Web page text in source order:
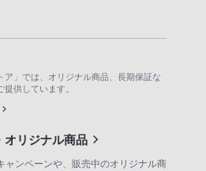
ア」では、オリジナル商品、長期保証な
供しています。
オリジナル商品
ャンペーンや、販売中のオリジナル商